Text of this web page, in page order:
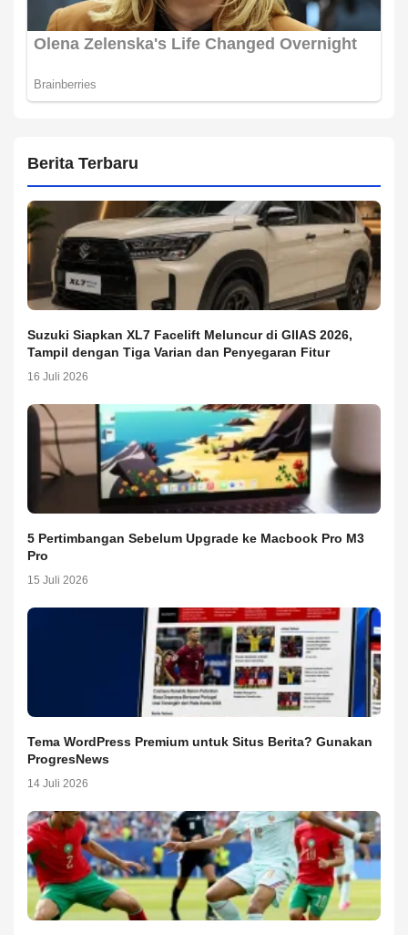
Berita Terbaru
Suzuki Siapkan XL7 Facelift Meluncur di GIIAS 2026,
Tampil dengan Tiga Varian dan Penyegaran Fitur
16 Juli 2026
5 Pertimbangan Sebelum Upgrade ke Macbook Pro M3
Pro
15 Juli 2026
Tema WordPress Premium untuk Situs Berita? Gunakan
ProgresNews
14 Juli 2026